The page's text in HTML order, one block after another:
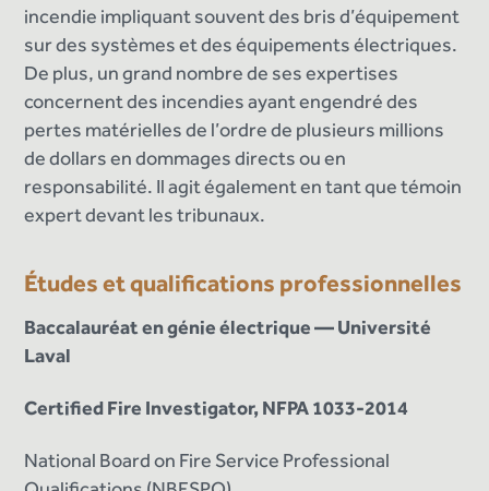
incendie impliquant souvent des bris d’équipement
sur des systèmes et des équipements électriques.
De plus, un grand nombre de ses expertises
concernent des incendies ayant engendré des
pertes matérielles de l’ordre de plusieurs millions
de dollars en dommages directs ou en
responsabilité. Il agit également en tant que témoin
expert devant les tribunaux.
Études et qualifications professionnelles
Baccalauréat en génie électrique — Université
Laval
Certified Fire Investigator, NFPA 1033-2014
National Board on Fire Service Professional